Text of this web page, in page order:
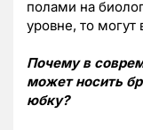
полами на
уровне, то
Почему в
может носить
юбку?